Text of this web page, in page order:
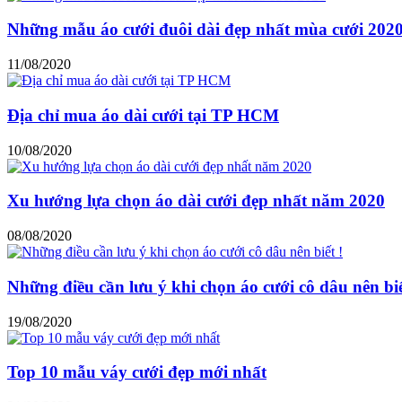
Những mẫu áo cưới đuôi dài đẹp nhất mùa cưới 2020
11/08/2020
Địa chỉ mua áo dài cưới tại TP HCM
10/08/2020
Xu hướng lựa chọn áo dài cưới đẹp nhất năm 2020
08/08/2020
Những điều cần lưu ý khi chọn áo cưới cô dâu nên
19/08/2020
Top 10 mẫu váy cưới đẹp mới nhất